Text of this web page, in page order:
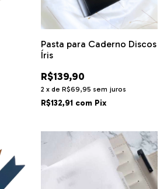
Pasta para Caderno Discos
Íris
R$139,90
2 x de R$69,95 sem juros
R$132,91 com Pix